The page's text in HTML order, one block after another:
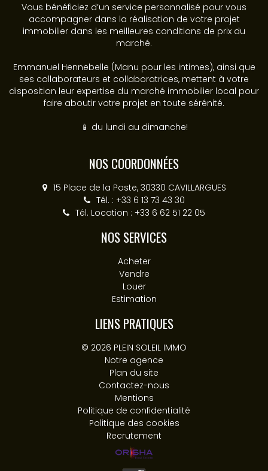
Vous bénéficiez d’un service personnalisé pour vous
accompagner dans la réalisation de votre projet
immobilier dans les meilleures conditions de prix du
marché.
Emmanuel Hennebelle (Manu pour les intimes), ainsi que
ses collaborateurs et collaboratrices, mettent à votre
disposition leur expertise du marché immobilier local pour
faire aboutir votre projet en toute sérénité.
📱 du lundi au dimanche!
NOS COORDONNÉES
15 Place de la Poste, 30330 CAVILLARGUES
Tél. : +33 6 13 73 43 30
Tél. Location : +33 6 62 51 22 05
NOS SERVICES
Acheter
Vendre
Louer
Estimation
LIENS PRATIQUES
© 2026 PLEIN SOLEIL IMMO
Notre agence
Plan du site
Contactez-nous
Mentions
Politique de confidentialité
Politique des cookies
Recrutement